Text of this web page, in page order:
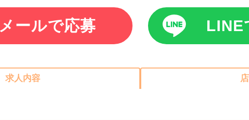
メールで応募 LINE
求人内容